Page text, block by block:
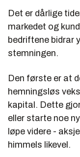
Det er dårlige
markedet og
bedriftene bidrar
stemningen.
Den første er at
hemningsløs
kapital. Dette
eller starte noe
løpe videre -
himmels likevel.